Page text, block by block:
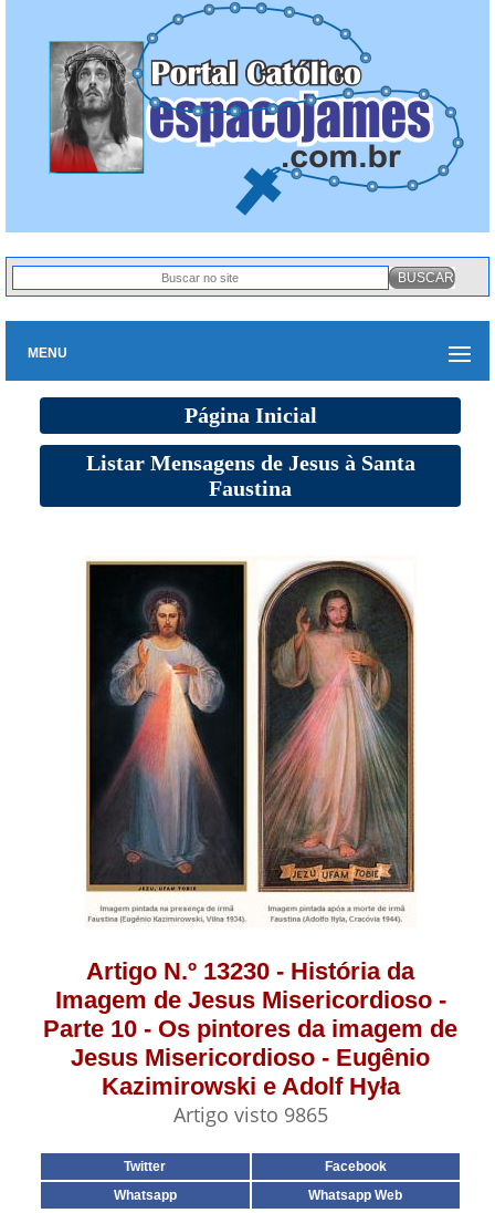
MENU
Página Inicial
Listar Mensagens de Jesus à Santa
Faustina
Artigo N.º 13230 - História da
Imagem de Jesus Misericordioso -
Parte 10 - Os pintores da imagem de
Jesus Misericordioso - Eugênio
Kazimirowski e Adolf Hyła
Artigo visto 9865
Twitter
Facebook
Whatsapp
Whatsapp Web